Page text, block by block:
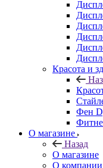
Красота и
Фен
О магазине
Назад
О магазине
О компании